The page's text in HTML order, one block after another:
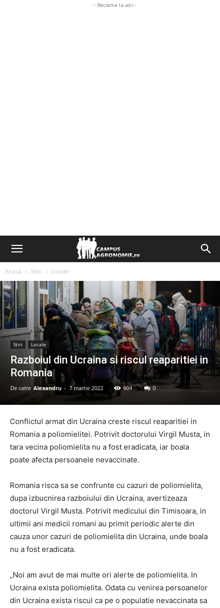
- Reclama ta aici -
Acasa Stiri Locale
Stiri Locale
Razboiul din Ucraina si riscul reaparitiei in
Romania
De catre Alexandru - 7 martie 2022 604 0
Conflictul armat din Ucraina creste riscul reaparitiei in
Romania a poliomielitei. Potrivit doctorului Virgil Musta, in
tara vecina poliomielita nu a fost eradicata, iar boala
poate afecta persoanele nevaccinate.
Romania risca sa se confrunte cu cazuri de poliomielita,
dupa izbucnirea razboiului din Ucraina, avertizeaza
doctorul Virgil Musta. Potrivit medicului din Timisoara, in
ultimii ani medicii romani au primit periodic alerte din
cauza unor cazuri de poliomielita din Ucraina, unde boala
nu a fost eradicata.
„Noi am avut de mai multe ori alerte de poliomielita. In
Ucraina exista poliomielita. Odata cu venirea persoanelor
din Ucraina exista riscul ca pe o populatie nevaccinata sa